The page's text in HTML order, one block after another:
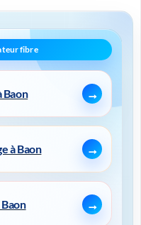
Baon
à Baon